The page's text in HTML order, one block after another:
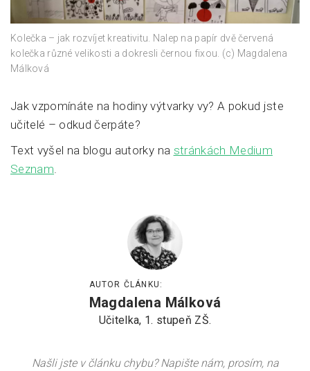
Kolečka – jak rozvíjet kreativitu. Nalep na papír dvě červená
kolečka různé velikosti a dokresli černou fixou. (c) Magdalena
Málková
Jak vzpomínáte na hodiny výtvarky vy? A pokud jste
učitelé – odkud čerpáte?
Text vyšel na blogu autorky na stránkách Medium
Seznam.
AUTOR ČLÁNKU:
Magdalena Málková
Učitelka, 1. stupeň ZŠ.
Našli jste v článku chybu? Napište nám, prosím, na